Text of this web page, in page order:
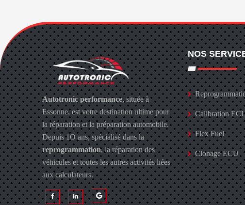
Autotronic performance, située à
Essonne, est votre destination ultime pour
la réparation et la préparation automobile.
Depuis 1O ans, spécialisé dans la
reprogrammation, la réparation des
véhicules et toutes les autres activités liées
aux calculateurs.
NOS
Calibration
Flex Fuel
Clonage ECU